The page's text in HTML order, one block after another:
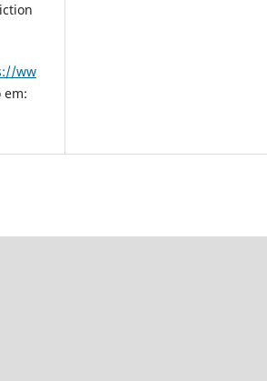
ww
em: